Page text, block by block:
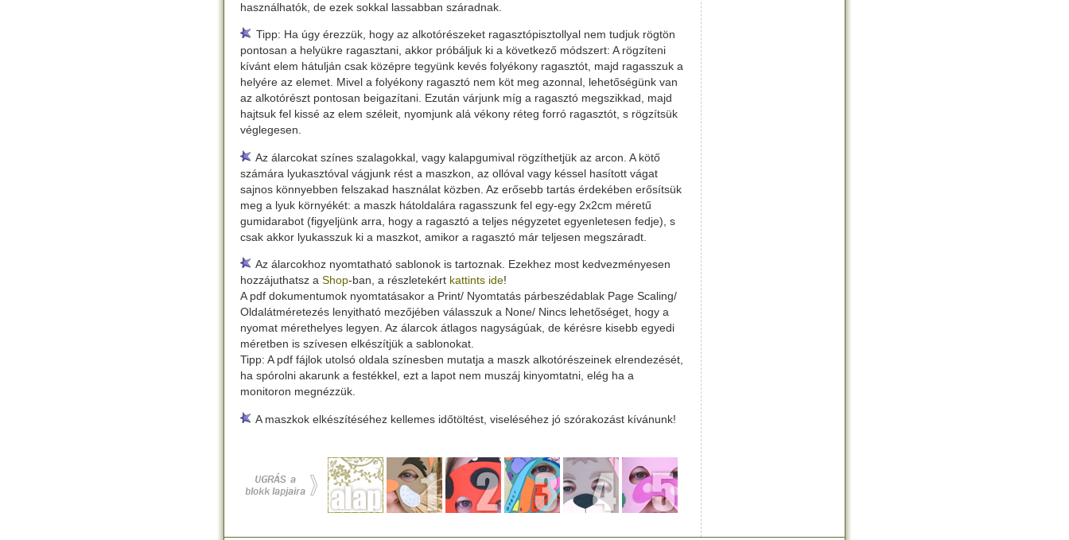
használhatók, de ezek sokkal lassabban száradnak.
Tipp: Ha úgy érezzük, hogy az alkotórészeket ragasztópisztollyal nem tudjuk rögtön
pontosan a helyükre ragasztani, akkor próbáljuk ki a következő módszert: A rögzíteni
kívánt elem hátulján csak középre tegyünk kevés folyékony ragasztót, majd ragasszuk a
helyére az elemet. Mivel a folyékony ragasztó nem köt meg azonnal, lehetőségünk van
az alkotórészt pontosan beigazítani. Ezután várjunk míg a ragasztó megszikkad, majd
hajtsuk fel kissé az elem széleit, nyomjunk alá vékony réteg forró ragasztót, s rögzítsük
véglegesen.
Az álarcokat színes szalagokkal, vagy kalapgumival rögzíthetjük az arcon. A kötő
számára lyukasztóval vágjunk rést a maszkon, az ollóval vagy késsel hasított vágat
sajnos könnyebben felszakad használat közben. Az erősebb tartás érdekében erősítsük
meg a lyuk környékét: a maszk hátoldalára ragasszunk fel egy-egy 2x2cm méretű
gumidarabot (figyeljünk arra, hogy a ragasztó a teljes négyzetet egyenletesen fedje), s
csak akkor lyukasszuk ki a maszkot, amikor a ragasztó már teljesen megszáradt.
Az álarcokhoz nyomtatható sablonok is tartoznak. Ezekhez most kedvezményesen
hozzájuthatsz a Shop-ban, a részletekért kattints ide!
A pdf dokumentumok nyomtatásakor a Print/ Nyomtatás párbeszédablak Page Scaling/
Oldalátméretezés lenyitható mezőjében válasszuk a None/ Nincs lehetőséget, hogy a
nyomat mérethelyes legyen. Az álarcok átlagos nagyságúak, de kérésre kisebb egyedi
méretben is szívesen elkészítjük a sablonokat.
Tipp: A pdf fájlok utolsó oldala színesben mutatja a maszk alkotórészeinek elrendezését,
ha spórolni akarunk a festékkel, ezt a lapot nem muszáj kinyomtatni, elég ha a
monitoron megnézzük.
A maszkok elkészítéséhez kellemes időtöltést, viseléséhez jó szórakozást kívánunk!